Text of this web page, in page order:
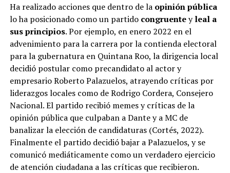
Ha realizado acciones que dentro de la opinión pública
lo ha posicionado como un partido congruenteyleal a
sus principios. Por ejemplo, en enero 2022 en el
advenimiento para la carrera por la contienda electoral
para la gubernatura en Quintana Roo, la dirigencia local
decidió postular como precandidato al actor y
empresario Roberto Palazuelos, atrayendo críticas por
liderazgos locales como de Rodrigo Cordera, Consejero
Nacional. El partido recibió memes y críticas de la
opinión pública que culpaban a Dante y a MC de
banalizar la elección de candidaturas (Cortés, 2022).
Finalmente el partido decidió bajar a Palazuelos, y se
comunicó mediáticamente como un verdadero ejercicio
de atención ciudadana a las críticas que recibieron.